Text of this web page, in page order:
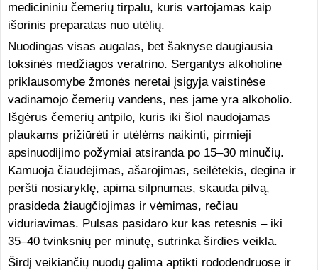
medicininiu čemerių tirpalu, kuris vartojamas kaip
išorinis preparatas nuo utėlių.
Nuodingas visas augalas, bet šaknyse daugiausia
toksinės medžiagos veratrino. Sergantys alkoholine
priklausomybe žmonės neretai įsigyja vaistinėse
vadinamojo čemerių vandens, nes jame yra alkoholio.
Išgėrus čemerių antpilo, kuris iki šiol naudojamas
plaukams prižiūrėti ir utėlėms naikinti, pirmieji
apsinuodijimo požymiai atsiranda po 15–30 minučių.
Kamuoja čiaudėjimas, ašarojimas, seilėtekis, degina ir
peršti nosiaryklę, apima silpnumas, skauda pilvą,
prasideda žiaugčiojimas ir vėmimas, rečiau
viduriavimas. Pulsas pasidaro kur kas retesnis – iki
35–40 tvinksnių per minutę, sutrinka širdies veikla.
Širdį veikiančių nuodų galima aptikti rododendruose ir